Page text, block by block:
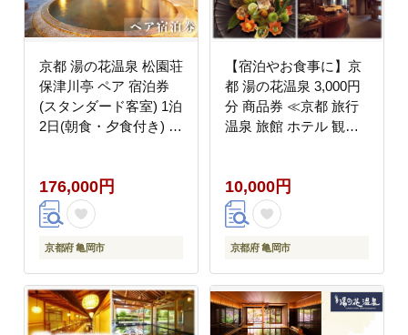
京都 湯の花温泉 松園荘
保津川亭 ペア 宿泊券
(スタンダード客室) 1泊
2日(朝食・夕食付き) ≪
ケット クーポン 旅行券
≫
176,000円
京都府 亀岡市
【宿泊やお食事に】京
都 湯の花温泉 3,000円
分 商品券 ≪京都 旅行
温泉 旅館 ホテル 観光
10,000円
京都府 亀岡市